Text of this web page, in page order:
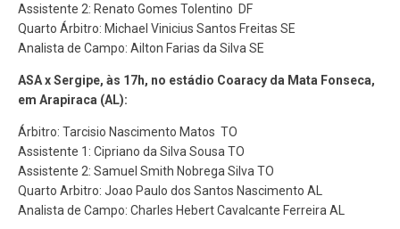
Assistente 2: Renato Gomes Tolentino DF
Quarto Árbitro: Michael Vinicius Santos Freitas SE
Analista de Campo: Ailton Farias da Silva SE
ASA x Sergipe, às 17h, no estádio Coaracy da Mata Fonseca,
em Arapiraca (AL):
Árbitro: Tarcisio Nascimento Matos TO
Assistente 1: Cipriano da Silva Sousa TO
Assistente 2: Samuel Smith Nobrega Silva TO
Quarto Arbitro: Joao Paulo dos Santos Nascimento AL
Analista de Campo: Charles Hebert Cavalcante Ferreira AL